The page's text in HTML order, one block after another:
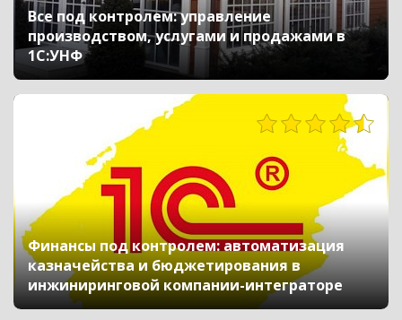
Все под контролем: управление
производством, услугами и продажами в
1С:УНФ
Финансы под контролем: автоматизация
казначейства и бюджетирования в
инжиниринговой компании-интеграторе